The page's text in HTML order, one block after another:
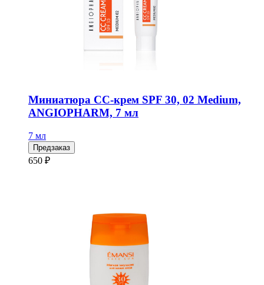
Миниатюра СС-крем SPF 30, 02 Medium,
ANGIOPHARM, 7 мл
7 мл
Предзаказ
650 ₽